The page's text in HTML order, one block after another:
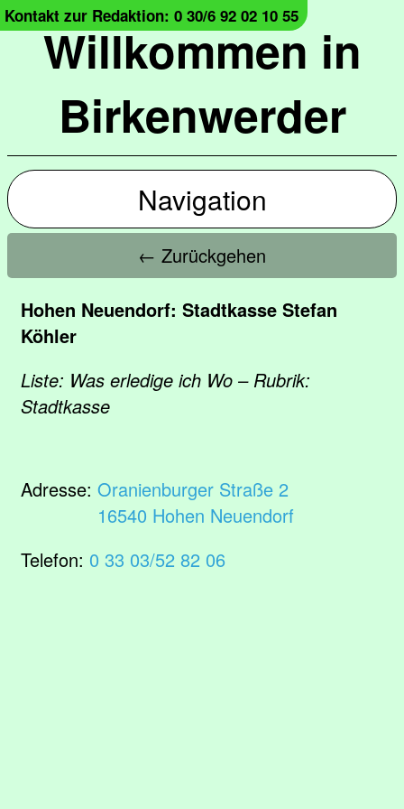
Willkommen in
Birkenwerder
Kontakt zur Redaktion: 0 30/6 92 02 10 55
Navigation
← Zurückgehen
Hohen Neuendorf: Stadtkasse Stefan
Köhler
Liste: Was erledige ich Wo – Rubrik:
Stadtkasse
Adresse: Oranienburger Straße 2
16540 Hohen Neuendorf
Telefon: 0 33 03/52 82 06